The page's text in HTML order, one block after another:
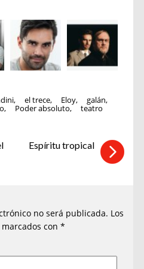
, el trece, Eloy, galán,
, Poder absoluto,
teatro
Espíritu tropical
no será publicada. Los
con*